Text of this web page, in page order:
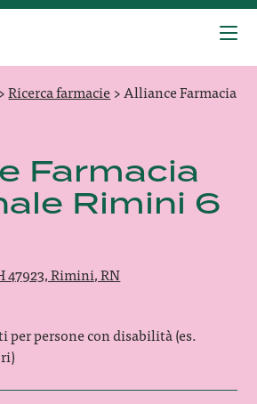
>Ricerca farmacie>Alliance Farmacia
Farmacia
Rimini 6
47923, Rimini, RN
per persone con disabilità (es.